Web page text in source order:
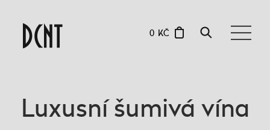
0 KČ
Luxusní šumivá vína